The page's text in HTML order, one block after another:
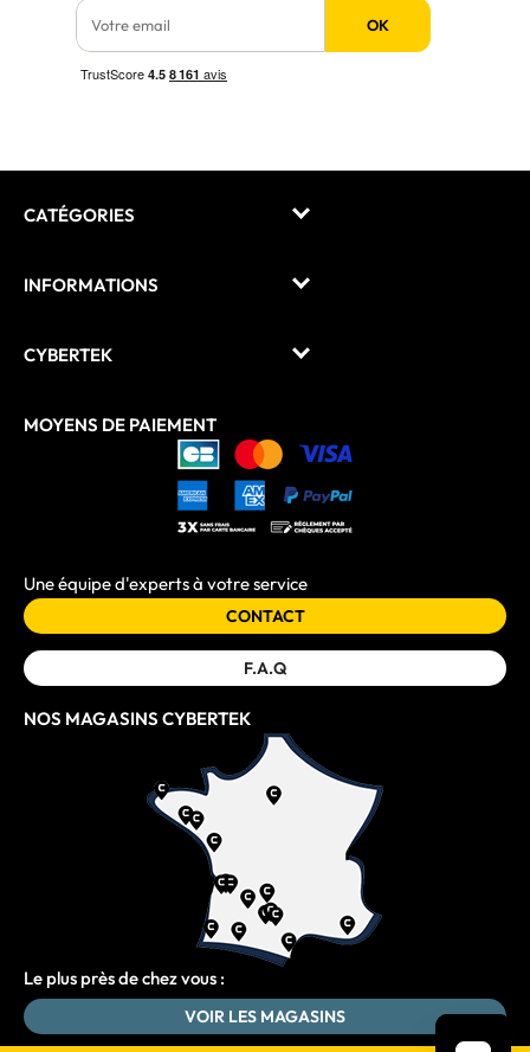
OK
CATÉGORIES
INFORMATIONS
CYBERTEK
MOYENS DE PAIEMENT
Une équipe d'experts à votre service
CONTACT
F.A.Q
NOS MAGASINS CYBERTEK
Le plus près de chez vous :
VOIR LES MAGASINS